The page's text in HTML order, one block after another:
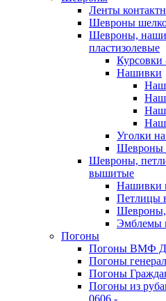
Ленты
Шевроны
Шевроны,
пластизолевые
Курсовки
Нашивки
Уголки
Шевроны
Шевроны,
вышитые
Нашивки
Петлицы
Шевроны,
Эмблемы
Погоны
Погоны ВМФ
Погоны
Погоны
Погоны из
0606 -